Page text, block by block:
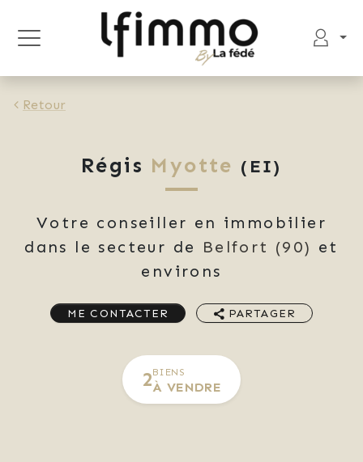
Retour
Régis Myotte (EI)
Votre conseiller en immobilier
dans le secteur de Belfort (90) et
environs
ME CONTACTER PARTAGER
2BIENS
À VENDRE